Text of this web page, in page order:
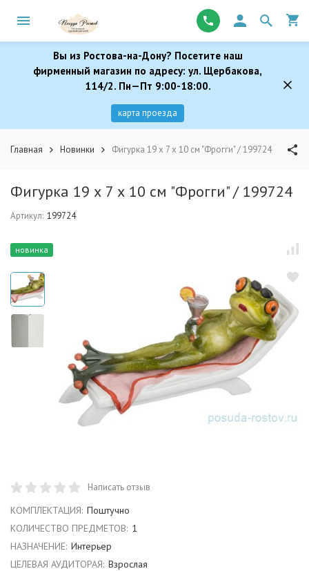
Вы из Ростова-на-Дону? Посетите наш
фирменный магазин по адресу: ул. Щербакова,
114/2. Пн—Пт 9:00-18:00.
карта проезда
Главная Новинки Фигурка 19 х 7 х 10 см "Фрогги" / 199724
Фигурка 19 х 7 х 10 см "Фрогги" / 199724
Артикул: 199724
новинка
Написать отзыв
КОМПЛЕКТАЦИЯ: Поштучно
КОЛИЧЕСТВО ПРЕДМЕТОВ: 1
НАЗНАЧЕНИЕ: Интерьер
ЦЕЛЕВАЯ АУДИТОРАЯ: Взрослая